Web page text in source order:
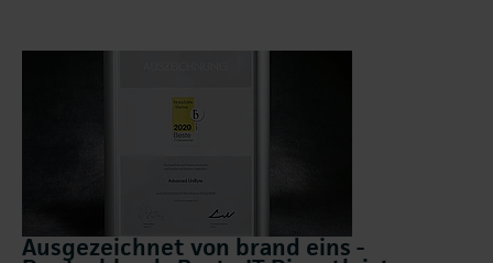
Ausgezeichnet von brand eins -